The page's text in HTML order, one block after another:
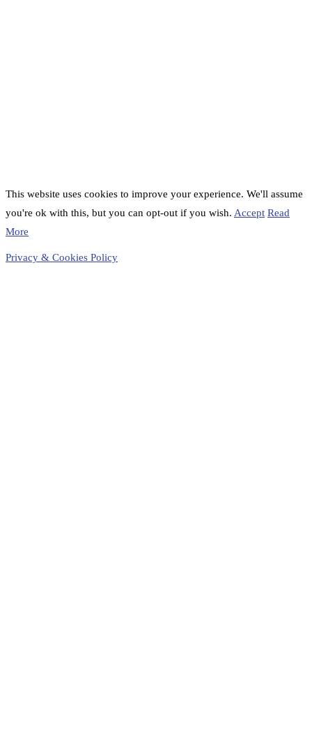
This website uses cookies to improve your experience. We'll assume
you're ok with this, but you can opt-out if you wish. Accept Read
More
Privacy & Cookies Policy